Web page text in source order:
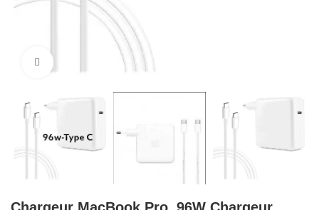
Cliquez pour agrandir
Chargeur MacBook Pro, 96W Chargeur